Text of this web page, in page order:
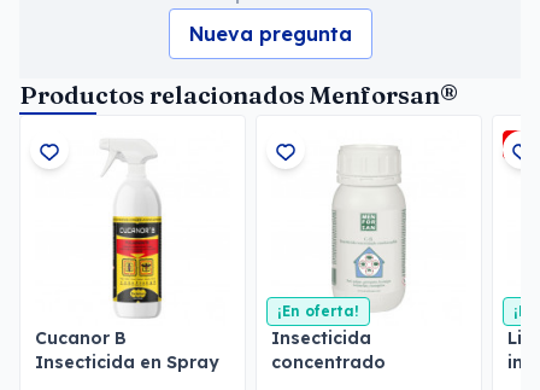
Nueva pregunta
Productos relacionados Menforsan®
Cucanor B
Insecticida en Spray
¡En oferta!
Insecticida
concentrado
-